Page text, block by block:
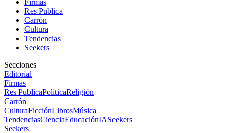
Firmas
Res Publica
Carrón
Cultura
Tendencias
Seekers
Secciones
Editorial
Firmas
Res PublicaPolíticaReligión
Carrón
CulturaFicciónLibrosMúsica
TendenciasCienciaEducaciónIASeekers
Seekers